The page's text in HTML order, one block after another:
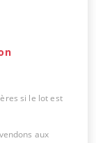
si le lot est
aux